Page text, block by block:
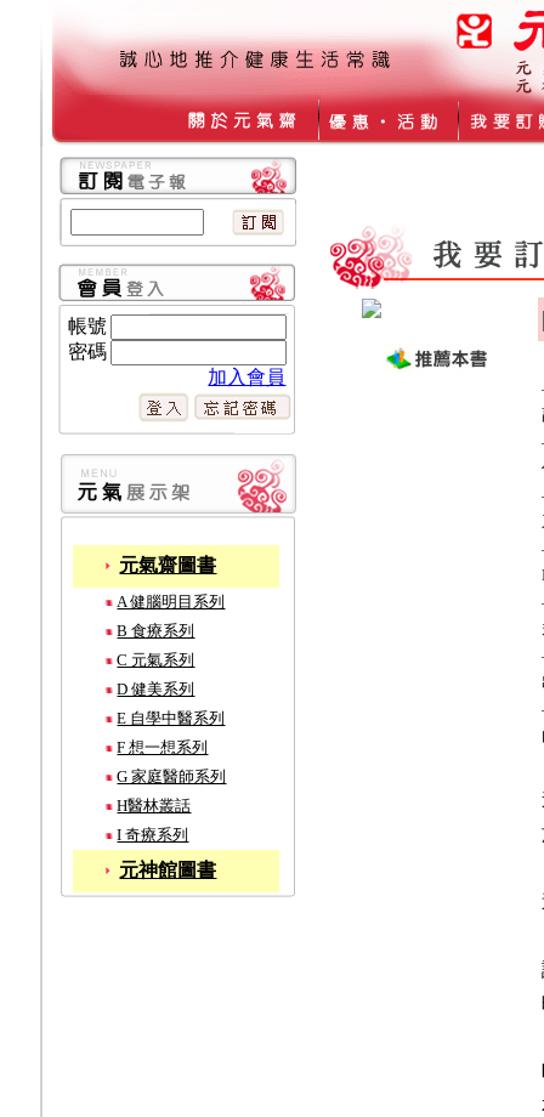
帳號
密碼
加入會員
元氣齋圖書
A 健腦明目系列
B 食療系列
C 元氣系列
D 健美系列
E 自學中醫系列
F 想一想系列
G 家庭醫師系列
H醫林叢話
I 奇療系列
元神館圖書